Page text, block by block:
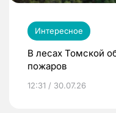
Интересное
В лесах Томской
пожаров
12:31 / 30.07.26